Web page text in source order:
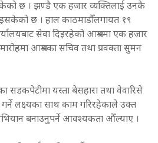
छ । झण्डै एक हजार व्यक्तिलाई उनकै
छ । हाल काठमाडौँलगायत १९
सेवा दिइरहेको आश्रममा एक हजार
आश्रमका सचिव तथा प्रवक्ता सुमन
यस्ता बेसहारा तथा वेवारिसे
गर्ने लक्ष्यका साथ काम गरिरहेकाले उक्त
बनाउनुपर्ने आवश्यकता औँल्याए ।